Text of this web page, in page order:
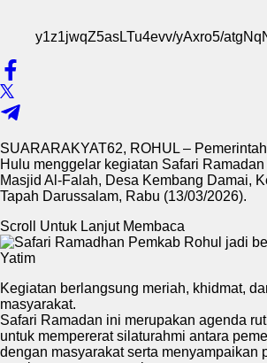
y1z1jwqZ5asLTu4evv/yAxro5/
SUARARAKYAT62, ROHUL –
Hulu menggelar kegiatan Safari
Masjid Al-Falah, Desa Kembang Damai,
Tapah Darussalam, Rabu (13/03/2026).
Scroll Untuk Lanjut Membaca
Kegiatan berlangsung meriah, khidmat,
masyarakat.
Safari Ramadan ini merupakan agenda
untuk mempererat silaturahmi antara
dengan masyarakat serta menyampaikan